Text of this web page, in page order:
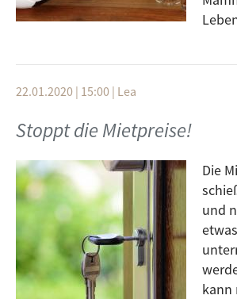
Uli
Wirken des Ulmers Uli H. Manchmal
Jacob Ost aber auch im Fernsehen
über Fußball. So wie heute Abend
im „Herrengedeck“. Live auf 102,6
www.freefm.de
ASG :: Weekend Money
Mastodon :: Steambreather
22.01.2020 | 15:00 | Lea
Stoppt die Mietpreise!
Die
und
kann